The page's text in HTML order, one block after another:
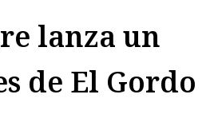
lanza un
de El Gordo